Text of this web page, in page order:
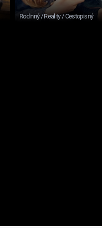
Rodinný / Reality / Cestopisný